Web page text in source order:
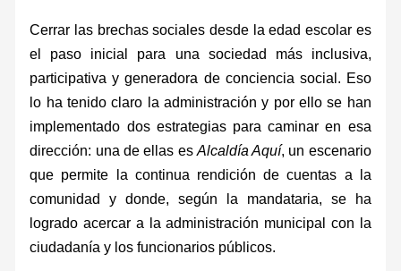
Cerrar las brechas sociales desde la edad escolar es
el paso inicial para una sociedad más inclusiva,
participativa y generadora de conciencia social. Eso
lo ha tenido claro la administración y por ello se han
implementado dos estrategias para caminar en esa
dirección: una de ellas es Alcaldía Aquí, un escenario
que permite la continua rendición de cuentas a la
comunidad y donde, según la mandataria, se ha
logrado acercar a la administración municipal con la
ciudadanía y los funcionarios públicos.